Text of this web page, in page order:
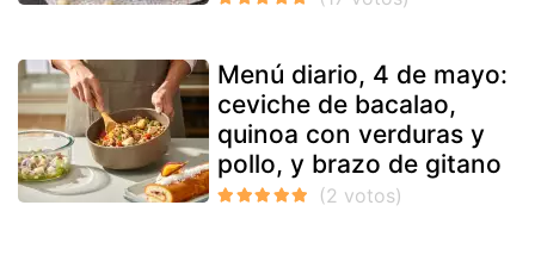
Menú diario, 4 de mayo:
ceviche de bacalao,
quinoa con verduras y
pollo, y brazo de gitano